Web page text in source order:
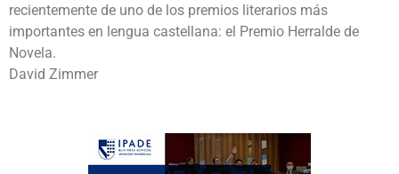
recientemente de uno de los premios literarios más
importantes en lengua castellana: el Premio Herralde de
Novela.
David Zimmer